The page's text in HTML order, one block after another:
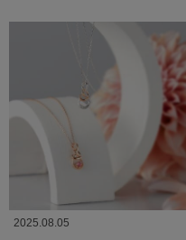
2025.08.05